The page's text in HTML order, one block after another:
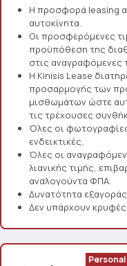
Η προσφορά leasing
αυτοκίνητα.
Οι προσφερόμενες
προϋπόθεση της
στις αναγραφόμενες
Η Kinisis Lease
προσαρμογής των
μισθωμάτων ώστε
τις τρέχουσες
Όλες οι
ενδεικτικές.
Όλες οι
λιανικής τιμής,
αναλογούντα ΦΠΑ.
Δυνατότητα
Δεν υπάρχουν